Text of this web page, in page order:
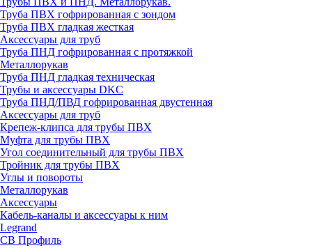
Труба ПВХ гофрированная с зондом
Труба ПВХ гладкая жесткая
Аксессуары для труб
Труба ПНД гофрированная с протяжкой
Металлорукав
Труба ПНД гладкая техническая
Трубы и аксессуары DKC
Труба ПНД/ПВД гофрированная двустенная
Аксессуары для труб
Крепеж-клипса для трубы ПВХ
Муфта для трубы ПВХ
Угол соединительный для трубы ПВХ
Тройник для трубы ПВХ
Углы и повороты
Металлорукав
Аксессуары
Кабель-каналы и аксессуары к ним
Legrand
СВ Профиль